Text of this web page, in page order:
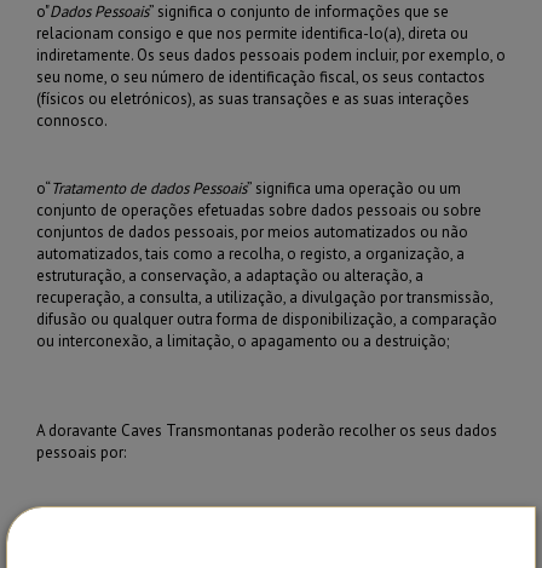
o"Dados Pessoais” significa o conjunto de informações que se
relacionam consigo e que nos permite identifica-lo(a), direta ou
indiretamente. Os seus dados pessoais podem incluir, por exemplo, o
seu nome, o seu número de identificação fiscal, os seus contactos
(físicos ou eletrónicos), as suas transações e as suas interações
connosco.
o“Tratamento de dados Pessoais” significa uma operação ou um
conjunto de operações efetuadas sobre dados pessoais ou sobre
conjuntos de dados pessoais, por meios automatizados ou não
automatizados, tais como a recolha, o registo, a organização, a
estruturação, a conservação, a adaptação ou alteração, a
recuperação, a consulta, a utilização, a divulgação por transmissão,
difusão ou qualquer outra forma de disponibilização, a comparação
ou interconexão, a limitação, o apagamento ou a destruição;
A doravante Caves Transmontanas poderão recolher os seus dados
pessoais por: